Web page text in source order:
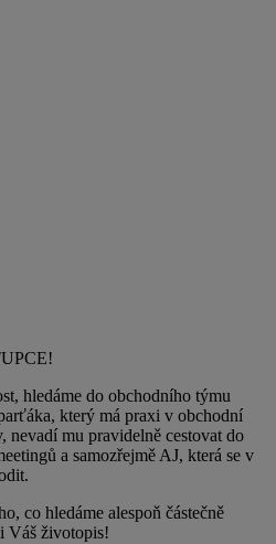
hledáme do obchodního týmu
který má praxi v obchodní
nevadí mu pravidelně cestovat do
a samozřejmě AJ, která se v
co hledáme alespoň částečně
Váš životopis!